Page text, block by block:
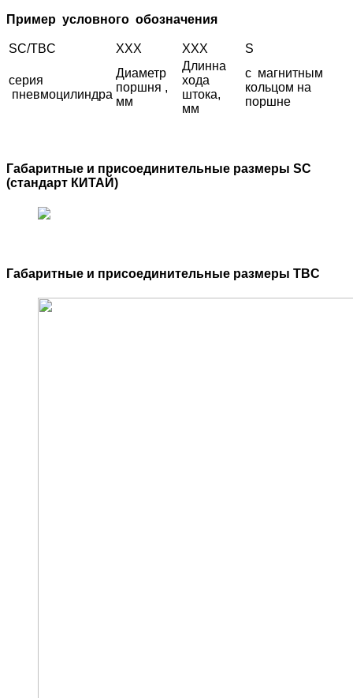
Пример условного обозначения
SC/TBC XXX XXX S
серия
пневмоцилиндра
Диаметр
поршня ,
мм
Длинна
хода
штока,
мм
с магнитным
кольцом на
поршне
Габаритные и присоединительные размеры SC
(стандарт КИТАЙ)
Габаритные и присоединительные размеры TBC